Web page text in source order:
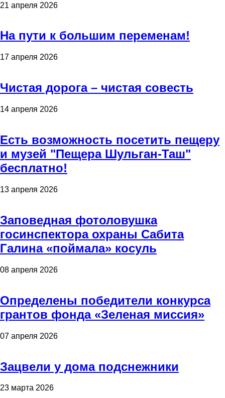
21 апреля 2026
На пути к большим переменам!
17 апреля 2026
Чистая дорога – чистая совесть
14 апреля 2026
Есть возможность посетить пещеру
и музей "Пещера Шульган-Таш"
бесплатно!
13 апреля 2026
Заповедная фотоловушка
госинспектора охраны Сабита
Галина «поймала» косуль
08 апреля 2026
Определены победители конкурса
грантов фонда «Зеленая миссия»
07 апреля 2026
Зацвели у дома подснежники
23 марта 2026